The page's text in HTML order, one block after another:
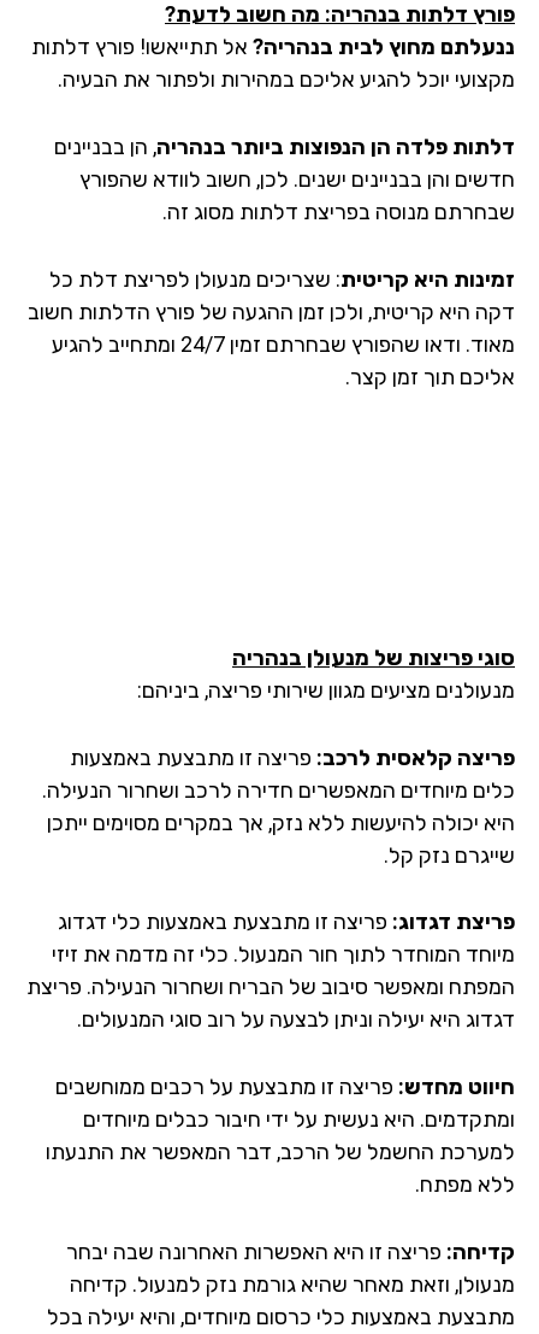
דלתות בנהריה: מה חשוב לדעת?
מחוץ לבית בנהריה?אל תתייאשו! פורץ דלתות
יוכל להגיע אליכם במהירות ולפתור את הבעיה.
פלדה הן הנפוצות ביותרבנהריה, הן בבניינים
והן בבניינים ישנים. לכן, חשוב לוודא שהפורץ
מנוסה בפריצת דלתות מסוג זה.
היא קריטית: שצריכים מנעולן לפריצת דלת כל
היא קריטית, ולכן זמן ההגעה של פורץ הדלתות חשוב
מאוד. ודאו שהפורץ שבחרתם זמין 24/7 ומתחייב להגיע
תוך זמן קצר.
פריצות של מנעולןבנהריה
מציעים מגוון שירותי פריצה, ביניהם:
קלאסית לרכב:פריצה זו מתבצעת באמצעות
מיוחדים המאפשרים חדירה לרכב ושחרור הנעילה.
יכולה להיעשות ללא נזק, אך במקרים מסוימים ייתכן
נזק קל.
דגדוג:פריצה זו מתבצעת באמצעות כלי דגדוג
המוחדר לתוך חור המנעול. כלי זה מדמה את זיזי
ומאפשר סיבוב של הבריח ושחרור הנעילה. פריצת
היא יעילה וניתן לבצעה על רוב סוגי המנעולים.
מחדש:פריצה זו מתבצעת על רכבים ממוחשבים
היא נעשית על ידי חיבור כבלים מיוחדים
החשמל של הרכב, דבר המאפשר את התנעתו
מפתח.
פריצה זו היא האפשרות האחרונה שבה יבחר
וזאת מאחר שהיא גורמת נזק למנעול. קדיחה
באמצעות כלי כרסום מיוחדים, והיא יעילה בכל